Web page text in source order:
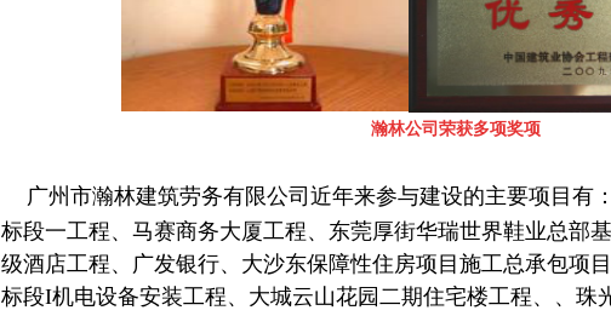
瀚林公司荣获多项奖项
广州市瀚林建筑劳务有限公司近年来参与建设的主要项目有
标段一工程、马赛商务大厦工程、东莞厚街华瑞世界鞋业总部
级酒店工程、广发银行、大沙东保障性住房项目施工总承包项
标段I机电设备安装工程、大城云山花园二期住宅楼工程、、珠